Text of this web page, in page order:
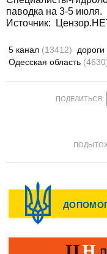
паводка на 3-5 июля.
Источник:
5 канал (13412) дороги
Одесская область
ПОДЕЛИТЬСЯ: